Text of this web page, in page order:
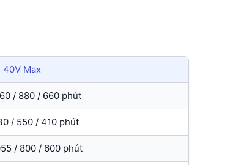
Max
/ 880 / 660 phút
/ 550 / 410 phút
/ 800 / 600 phút